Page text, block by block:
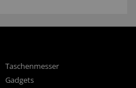
Taschenmesser
Gadgets